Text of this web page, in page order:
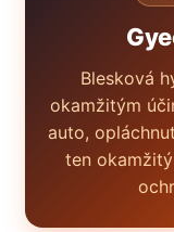
Blesková
okamžitým
auto,
ten